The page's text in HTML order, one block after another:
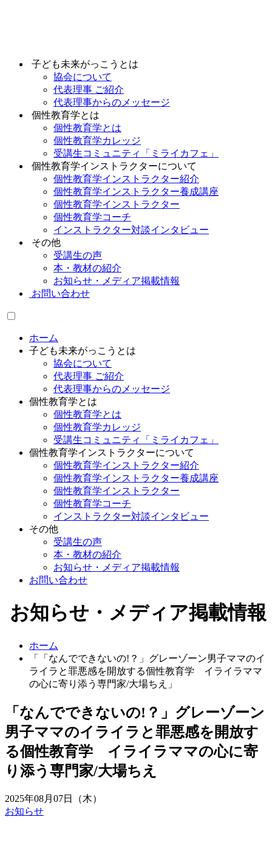
子ども未来がっこうとは
協会について
代表理事 ご紹介
代表理事からのメッセージ
個性教育学とは
個性教育学とは
個性教育学カレッジ
受講生コミュニティ「ミライカフェ」
個性教育学インストラクターについて
個性教育学インストラクター紹介
個性教育学インストラクター養成講座
個性教育学インストラクター
個性教育学コーチ
インストラクター対談インタビュー
その他
受講生の声
本・教材の紹介
お知らせ・メディア掲載情報
お問い合わせ
ホーム
子ども未来がっこうとは
協会について
代表理事 ご紹介
代表理事からのメッセージ
個性教育学とは
個性教育学とは
個性教育学カレッジ
受講生コミュニティ「ミライカフェ」
個性教育学インストラクターについて
個性教育学インストラクター紹介
個性教育学インストラクター養成講座
個性教育学インストラクター
個性教育学コーチ
インストラクター対談インタビュー
その他
受講生の声
本・教材の紹介
お知らせ・メディア掲載情報
お問い合わせ
お知らせ・メディア掲載情報
ホーム
「「なんでできないの!？」グレーゾーン男子ママのイ
ライラと罪悪感を開放する個性教育学 イライラママ
の心に寄り添う専門家/大場ちえ」
「なんでできないの!？」グレーゾーン
男子ママのイライラと罪悪感を開放す
る個性教育学 イライラママの心に寄
り添う専門家/大場ちえ
2025年08月07日（木）
お知らせ